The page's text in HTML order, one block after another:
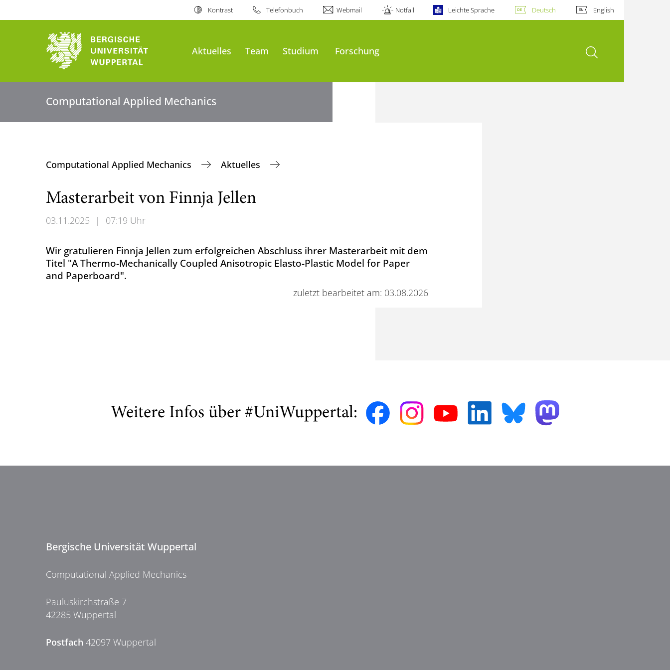
Kontrast Telefonbuch Webmail Notfall Leichte Sprache Deutsch English
Aktuelles Team Studium Forschung Suche öffnen
Computational Applied Mechanics
Computational Applied Mechanics Aktuelles
Masterarbeit von Finnja Jellen
03.11.2025 | 07:19 Uhr
Wir gratulieren Finnja Jellen zum erfolgreichen Abschluss ihrer Masterarbeit mit dem
Titel "A Thermo-Mechanically Coupled Anisotropic Elasto-Plastic Model for Paper
and Paperboard".
zuletzt bearbeitet am: 03.08.2026
Weitere Infos über #UniWuppertal:
Bergische Universität Wuppertal
Computational Applied Mechanics
Pauluskirchstraße 7
42285 Wuppertal
Postfach 42097 Wuppertal